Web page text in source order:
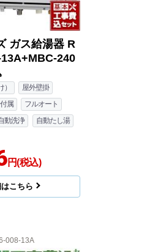
ガス給湯器 R
240
屋外壁掛
属
フルオート
動洗浄
自動たし湯
円(税込)
こちら
008-13A